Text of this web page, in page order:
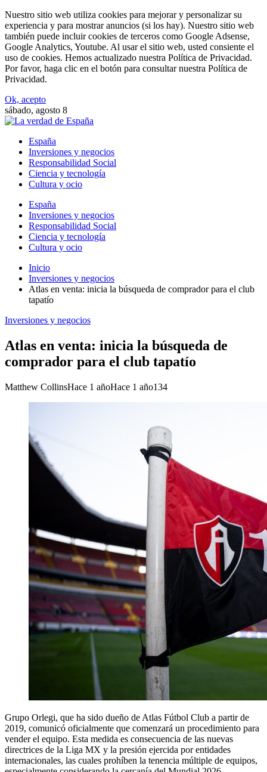
Nuestro sitio web utiliza cookies para mejorar y personalizar su
experiencia y para mostrar anuncios (si los hay). Nuestro sitio web
también puede incluir cookies de terceros como Google Adsense,
Google Analytics, Youtube. Al usar el sitio web, usted consiente el
uso de cookies. Hemos actualizado nuestra Política de Privacidad.
Por favor, haga clic en el botón para consultar nuestra Política de
Privacidad.
Ok, acepto
sábado, agosto 8
España
Inversiones y negocios
Responsabilidad Social
Ciencia y tecnología
Cultura y ocio
España
Inversiones y negocios
Responsabilidad Social
Ciencia y tecnología
Cultura y ocio
Inicio
Inversiones y negocios
Atlas en venta: inicia la búsqueda de comprador para el club
tapatío
Inversiones y negocios
Atlas en venta: inicia la búsqueda de
comprador para el club tapatío
Matthew CollinsHace 1 añoHace 1 año134
Grupo Orlegi, que ha sido dueño de Atlas Fútbol Club a partir de
2019, comunicó oficialmente que comenzará un procedimiento para
vender el equipo. Esta medida es consecuencia de las nuevas
directrices de la Liga MX y la presión ejercida por entidades
internacionales, las cuales prohíben la tenencia múltiple de equipos,